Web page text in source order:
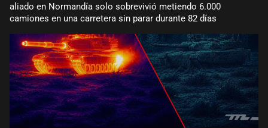
aliado en Normandía solo sobrevivió metiendo 6.000
camiones en una carretera sin parar durante 82 días